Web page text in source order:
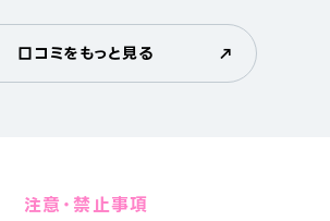
口コミをもっと見る
注意・禁止事項